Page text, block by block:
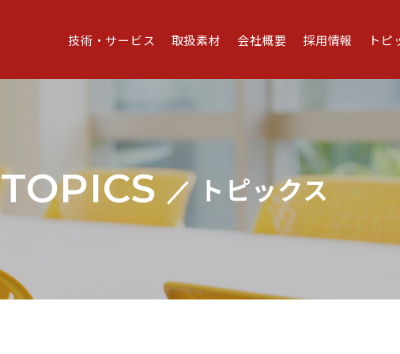
技術・サービス 取扱素材 会社概要 採用情報 トピ
TOPICS トピックス